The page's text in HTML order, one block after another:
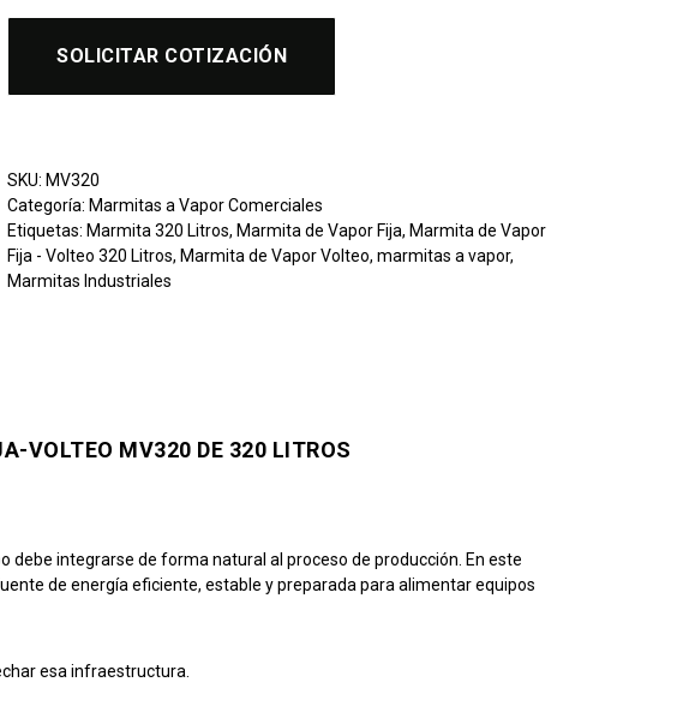
SOLICITAR COTIZACIÓN
SKU: MV320
Categoría: Marmitas a Vapor Comerciales
Etiquetas: Marmita 320 Litros, Marmita de Vapor Fija, Marmita de Vapor
Fija - Volteo 320 Litros, Marmita de Vapor Volteo,marmitas a vapor,
Marmitas Industriales
VOLTEO MV320 DE 320 LITROS
debe integrarse de forma natural al proceso de producción. En este
de energía eficiente, estable y preparada para alimentar equipos
esa infraestructura.